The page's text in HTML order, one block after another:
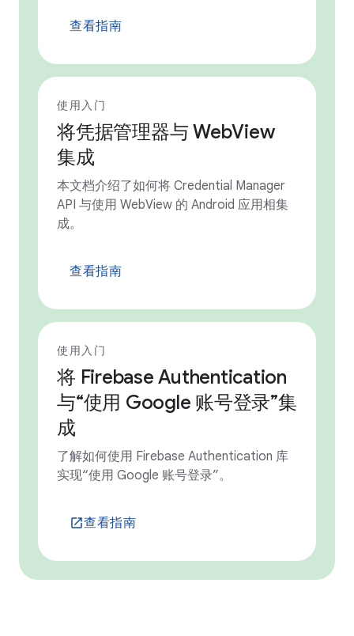
查看指南
使用入门
将凭据管理器与 WebView
集成
本文档介绍了如何将 Credential Manager
API 与使用 WebView 的 Android 应用相集
成。
查看指南
使用入门
将 Firebase Authentication
与“使用 Google 账号登录”集
成
了解如何使用 Firebase Authentication 库
实现“使用 Google 账号登录”。
launch查看指南